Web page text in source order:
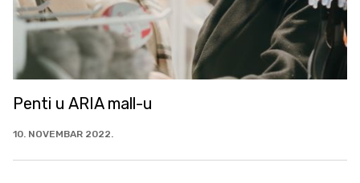
Penti u ARIA mall-u
10. NOVEMBAR 2022.